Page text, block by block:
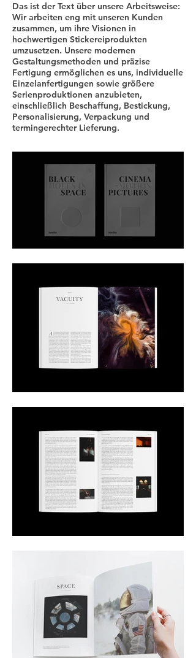
Das ist der Text über unsere Arbeitsweise:
Wir arbeiten eng mit unseren Kunden
zusammen, um ihre Visionen in
hochwertigen Stickereiprodukten
umzusetzen. Unsere modernen
Gestaltungsmethoden und präzise
Fertigung ermöglichen es uns, individuelle
Einzelanfertigungen sowie größere
Serienproduktionen anzubieten,
einschließlich Beschaffung, Bestickung,
Personalisierung, Verpackung und
termingerechter Lieferung.